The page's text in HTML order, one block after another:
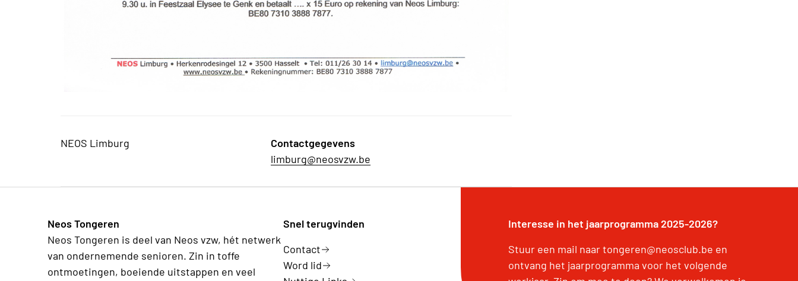
NEOS Limburg
Contactgegevens
limburg@neosvzw.be
Neos Tongeren
Neos Tongeren is deel van Neos vzw, hét netwerk
van ondernemende senioren. Zin in toffe
ontmoetingen, boeiende uitstappen en veel
Snel terugvinden
Contact
Word lid
Interesse in het jaarprogramma 2025-2026?
Stuur een mail naar tongeren@neosclub.be en
ontvang het jaarprogramma voor het volgende